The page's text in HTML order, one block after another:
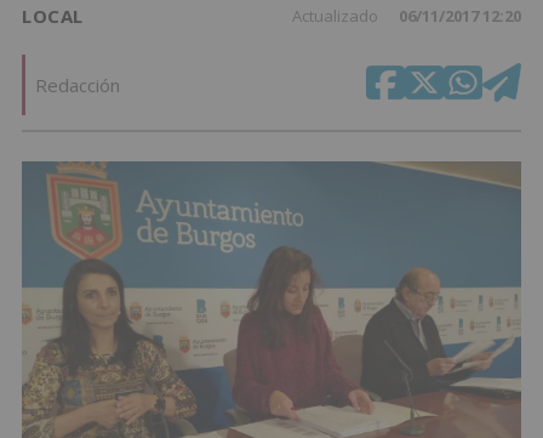
LOCAL Actualizado 06/11/2017 12:20
Redacción